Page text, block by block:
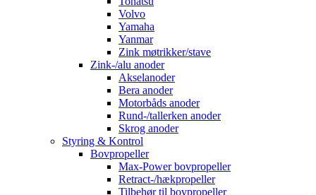
Volvo
Yamaha
Yanmar
Zink møtrikker/stave
Zink-/alu anoder
Akselanoder
Bera anoder
Motorbåds anoder
Rund-/tallerken anoder
Skrog anoder
Styring & Kontrol
Bovpropeller
Max-Power bovpropeller
Retract-/hækpropeller
Tilbehør til bovpropeller